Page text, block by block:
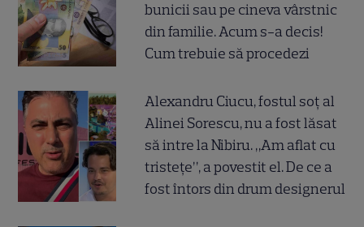
bunicii sau pe cineva vârstnic
din familie. Acum s-a decis!
Cum trebuie să procedezi
Alexandru Ciucu, fostul soț al
Alinei Sorescu, nu a fost lăsat
să intre la Nibiru. „Am aflat cu
tristețe”, a povestit el. De ce a
fost întors din drum designerul